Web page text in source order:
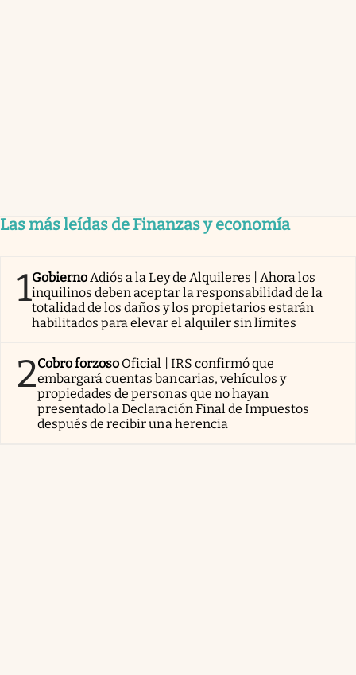
Las más leídas de Finanzas y economía
1GobiernoAdiós a la Ley de Alquileres | Ahora los
inquilinos deben aceptar la responsabilidad de la
totalidad de los daños y los propietarios estarán
habilitados para elevar el alquiler sin límites
2Cobro forzoso Oficial | IRS confirmó que
embargará cuentas bancarias, vehículos y
propiedades de personas que no hayan
presentado la Declaración Final de Impuestos
después de recibir una herencia